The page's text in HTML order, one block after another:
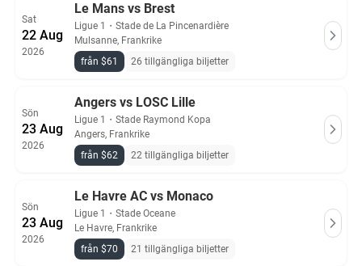
Sat
22 Aug
2026
Le Mans vs Brest
Ligue 1 ・ Stade de La Pincenardière
Mulsanne, Frankrike
från $61
26 tillgängliga biljetter
Sön
23 Aug
2026
Angers vs LOSC Lille
Ligue 1 ・ Stade Raymond Kopa
Angers, Frankrike
från $62
22 tillgängliga biljetter
Sön
23 Aug
2026
Le Havre AC vs Monaco
Ligue 1 ・ Stade Oceane
Le Havre, Frankrike
från $70
21 tillgängliga biljetter